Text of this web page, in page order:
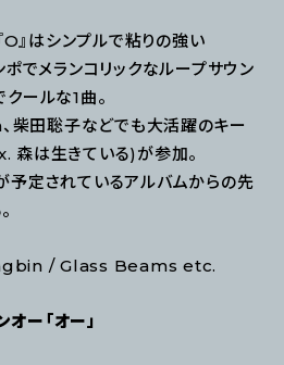
O』はシンプルで粘りの強い
でメランコリックなループサウン
クールな1曲。
田聡子などでも大活躍のキー
森は生きている)が参加。
予定されているアルバムからの先
/ Glass Beams etc.
ー「オー」